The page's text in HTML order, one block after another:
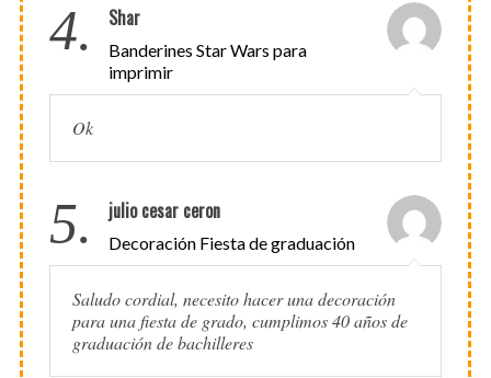
4. Shar
Banderines Star Wars para
imprimir
Ok
5. julio cesar ceron
Decoración Fiesta de graduación
Saludo cordial, necesito hacer una decoración
para una fiesta de grado, cumplimos 40 años de
graduación de bachilleres